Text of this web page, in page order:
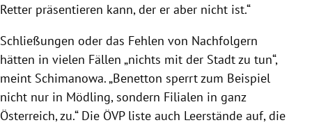
Retter präsentieren kann, der er aber nicht ist.“
Schließungen oder das Fehlen von Nachfolgern
hätten in vielen Fällen „nichts mit der Stadt zu tun“,
meint Schimanowa. „Benetton sperrt zum Beispiel
nicht nur in Mödling, sondern Filialen in ganz
Österreich, zu.“ Die ÖVP liste auch Leerstände auf, die